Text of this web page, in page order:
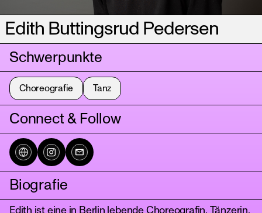
Edith Buttingsrud Pedersen
Schwerpunkte
Choreografie Tanz
Connect & Follow
Biografie
Edith ist eine in Berlin lebende Choreografin, Tänzerin,